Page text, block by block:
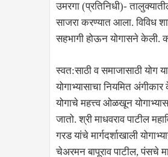
उमरगा (प्रतिनिधी)-
साजरा करण्यात आला. विविध
सहभागी होऊन योगासने केली.
स्वत:साठी व समाजासाठी योग
योगाभ्यासाचा नियमित
योगाचे महत्त्व ओळखून
जातो. श्री माधवराव पाटील
गरड यांचे मार्गदर्शाखाली
चेअरमन बापूराव पाटील, पंसचे